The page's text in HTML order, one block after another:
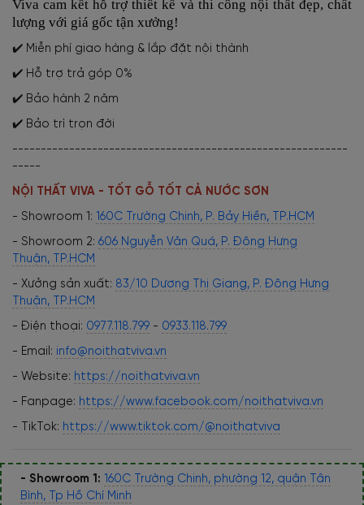
Viva cam kết hỗ trợ thiết kế và thi công nội thất đẹp, chất
lượng với giá gốc tận xưởng!
✔️ Miễn phí giao hàng & lắp đặt nội thành
✔️ Hỗ trợ trả góp 0%
✔️ Bảo hành 2 năm
✔️ Bảo trì trọn đời
-----------------------------------------------------------
-----
NỘI THẤT VIVA - TỐT GỖ TỐT CẢ NƯỚC SƠN
- Showroom 1: 160C Trường Chinh, P. Bảy Hiền, TP.HCM
- Showroom 2: 606 Nguyễn Văn Quá, P. Đông Hưng
Thuận, TP.HCM
- Xưởng sản xuất: 83/10 Dương Thị Giang, P. Đông Hưng
Thuận, TP.HCM
- Điện thoại: 0977.118.799 - 0933.118.799
- Email: info@noithatviva.vn
- Website: https://noithatviva.vn
- Fanpage: https://www.facebook.com/noithatviva.vn
- TikTok: https://www.tiktok.com/@noithatviva
- Showroom 1: 160C Trường Chinh, phường 12, quận Tân
Bình, Tp Hồ Chí Minh